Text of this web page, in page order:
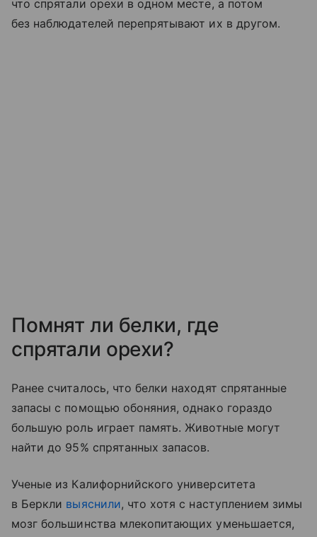
что спрятали орехи в одном месте, а потом
без наблюдателей перепрятывают их в другом.
Помнят ли белки, где
спрятали орехи?
Ранее считалось, что белки находят спрятанные
запасы с помощью обоняния, однако гораздо
большую роль играет память. Животные могут
найти до 95% спрятанных запасов.
Ученые из Калифорнийского университета
в Беркли выяснили, что хотя с наступлением зимы
мозг большинства млекопитающих уменьшается,